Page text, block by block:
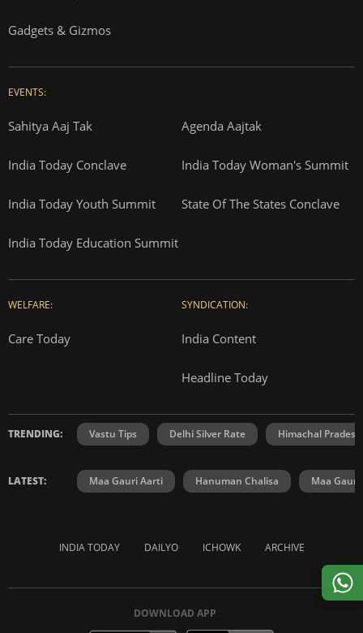
Gadgets & Gizmos
EVENTS:
Sahitya Aaj Tak Agenda Aajtak
India Today Conclave India Today Woman's Summit
India Today Youth Summit State Of The States Conclave
India Today Education Summit
WELFARE:
Care Today
SYNDICATION:
India Content
Headline Today
TRENDING: Vastu Tips Delhi Silver Rate Himachal
LATEST: Maa Gauri Aarti Hanuman Chalisa Maa Gauri
INDIA TODAY DAILYO ICHOWK ARCHIVE
DOWNLOAD APP